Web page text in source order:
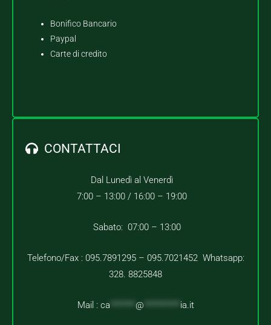
Bonifico Bancario
Paypal
Carte di credito
CONTATTACI
Dal Lunedì al Venerdì
7:00 – 13:00 / 16:00 – 19:00
Sabato: 07:00 – 13:00
Telefono/Fax : 095.7891295 – 095.7021452 Whatsapp:
328. 8825848
Mail : ca @ ia.it